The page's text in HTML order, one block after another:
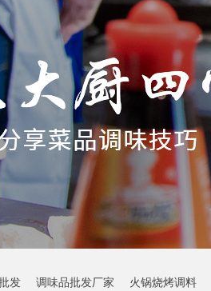
发 调味品批发厂家 火锅烧烤调料